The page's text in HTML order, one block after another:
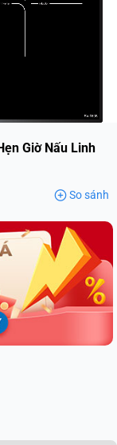
Giờ Nấu Linh
So sánh